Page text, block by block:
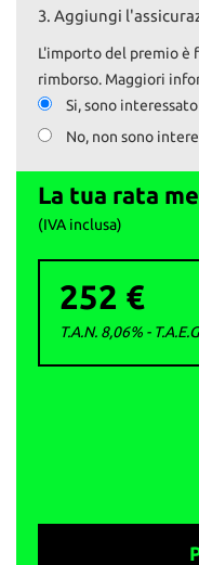
Il prezzo esposto
revisione, se necessaria.
Il passaggio è escluso.
Su www.autoemotoribs.it
dettagliata di ogni nostro
- Vendita auto usate
- Permute e ritiro usato
- Passaggi di proprietà
La garanzia è fornita ai
ATTENZIONE: per
dotazione tecnica ed
riportate non
3. Aggiungi
L'importo del premio
rimborso. Maggiori
Si, sono interessato
No, non sono
La tua rata
(IVA inclusa)
252 €
T.A.N. 8,06% -